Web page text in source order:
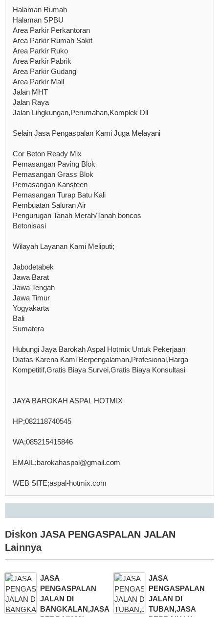
Halaman Rumah
Halaman SPBU
Area Parkir Perkantoran
Area Parkir Rumah Sakit
Area Parkir Ruko
Area Parkir Pabrik
Area Parkir Gudang
Area Parkir Mall
Jalan MHT
Jalan Raya
Jalan Lingkungan,Perumahan,Komplek Dll
Selain Jasa Pengaspalan Kami Juga Melayani
Cor Beton Ready Mix
Pemasangan Paving Blok
Pemasangan Grass Blok
Pemasangan Kansteen
Pemasangan Turap Batu Kali
Pembuatan Saluran Air
Pengurugan Tanah Merah/Tanah boncos
Betonisasi
Wilayah Layanan Kami Meliputi;
Jabodetabek
Jawa Barat
Jawa Tengah
Jawa Timur
Yogyakarta
Bali
Sumatera
Hubungi Jaya Barokah Aspal Hotmix Untuk Pekerjaan
Diatas Karena Kami Berpengalaman,Profesional,Harga
Kompetitif,Gratis Biaya Survei,Gratis Biaya Konsultasi
JAYA BAROKAH ASPAL HOTMIX
HP;082118740545
WA;085215415846
EMAIL;barokahaspal@gmail.com
WEB SITE;aspal-hotmix.com
Diskon JASA PENGASPALAN JALAN
Lainnya
JASA
PENGASPALAN
JALAN DI
BANGKALAN,JASA
JASA
PENGASPALAN
JALAN DI
TUBAN,JASA